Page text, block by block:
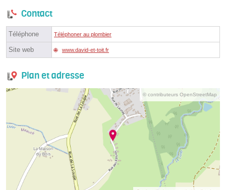
Contact
Téléphone Téléphoner au plombier
Site web www.david-et-toit.fr
Plan et adresse
© contributeurs OpenStreetMap